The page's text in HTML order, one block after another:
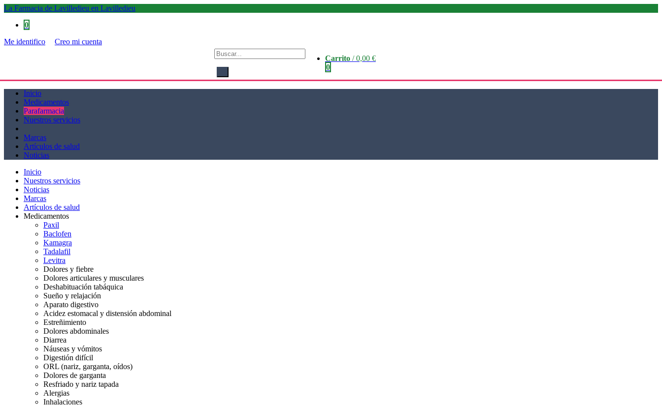
La Farmacia de Lavilledieu en Lavilledieu
0
Me identifico
Creo mi cuenta
Carrito /0,00 €
0
Inicio
Medicamentos
Parafarmacia
Nuestros servicios
Marcas
Artículos de salud
Noticias
Inicio
Nuestros servicios
Noticias
Marcas
Artículos de salud
Medicamentos
Paxil
Baclofen
Kamagra
Tadalafil
Levitra
Dolores y fiebre
Dolores articulares y musculares
Deshabituación tabáquica
Sueño y relajación
Aparato digestivo
Acidez estomacal y distensión abdominal
Estreñimiento
Dolores abdominales
Diarrea
Náuseas y vómitos
Digestión difícil
ORL (nariz, garganta, oídos)
Dolores de garganta
Resfriado y nariz tapada
Alergias
Inhalaciones